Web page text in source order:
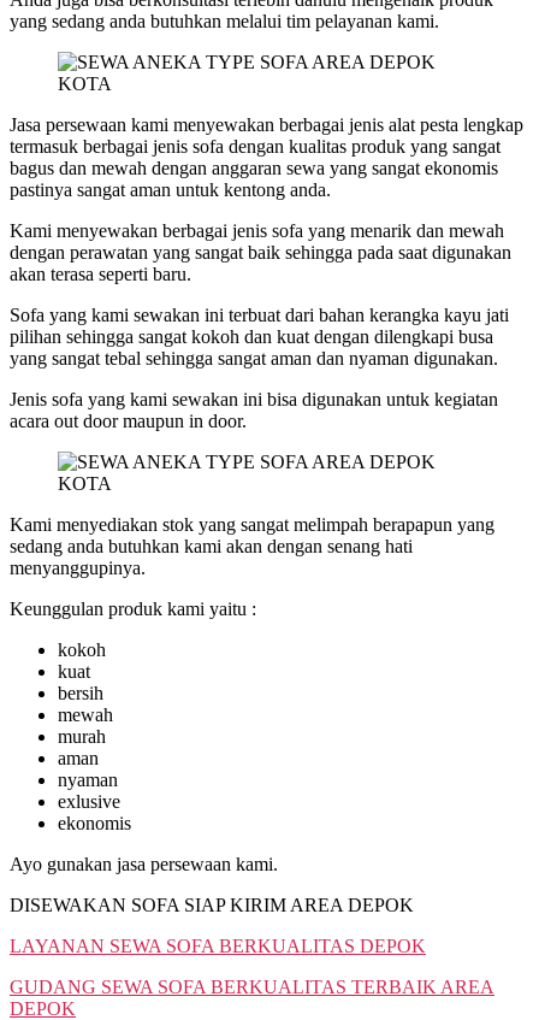
yang sedang anda butuhkan melalui tim pelayanan kami.
Jasa persewaan kami menyewakan berbagai jenis alat pesta lengkap
termasuk berbagai jenis sofa dengan kualitas produk yang sangat
bagus dan mewah dengan anggaran sewa yang sangat ekonomis
pastinya sangat aman untuk kentong anda.
Kami menyewakan berbagai jenis sofa yang menarik dan mewah
dengan perawatan yang sangat baik sehingga pada saat digunakan
akan terasa seperti baru.
Sofa yang kami sewakan ini terbuat dari bahan kerangka kayu jati
pilihan sehingga sangat kokoh dan kuat dengan dilengkapi busa
yang sangat tebal sehingga sangat aman dan nyaman digunakan.
Jenis sofa yang kami sewakan ini bisa digunakan untuk kegiatan
acara out door maupun in door.
Kami menyediakan stok yang sangat melimpah berapapun yang
sedang anda butuhkan kami akan dengan senang hati
menyanggupinya.
Keunggulan produk kami yaitu :
kokoh
kuat
bersih
mewah
murah
aman
nyaman
exlusive
ekonomis
Ayo gunakan jasa persewaan kami.
DISEWAKAN SOFA SIAP KIRIM AREA DEPOK
LAYANAN SEWA SOFA BERKUALITAS DEPOK
GUDANG SEWA SOFA BERKUALITAS TERBAIK AREA
DEPOK